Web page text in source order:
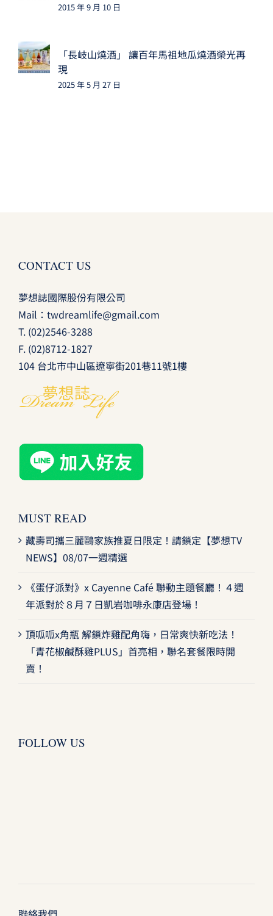
2015 年 9 月 10 日
「長岐山燒酒」 讓百年馬祖地瓜燒酒榮光再
現
2025 年 5 月 27 日
CONTACT US
夢想誌國際股份有限公司
Mail： twdreamlife@gmail.com
T. (02)2546-3288
F. (02)8712-1827
104 台北市中山區遼寧街201巷11號1樓
MUST READ
藏壽司攜三麗鷗家族推夏日限定！請鎖定【夢想TV
NEWS】08/07一週精選
《蛋仔派對》x Cayenne Café 聯動主題餐廳！４週
年派對於８月７日凱岩咖啡永康店登場！
頂呱呱x角瓶 解鎖炸雞配角嗨，日常爽快新吃法！
「青花椒鹹酥雞PLUS」首亮相，聯名套餐限時開
賣！
FOLLOW US